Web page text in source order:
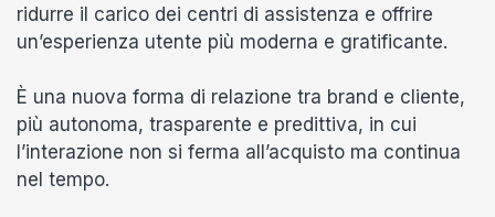
ridurre il carico dei centri di assistenza e offrire
un’esperienza utente più moderna e gratificante.
È una nuova forma di relazione tra brand e cliente,
più autonoma, trasparente e predittiva, in cui
l’interazione non si ferma all’acquisto ma continua
nel tempo.